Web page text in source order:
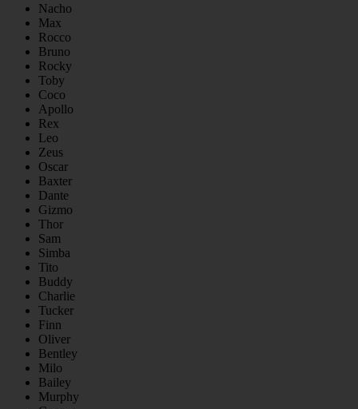
Nacho
Max
Rocco
Bruno
Rocky
Toby
Coco
Apollo
Rex
Leo
Zeus
Oscar
Baxter
Dante
Gizmo
Thor
Sam
Simba
Tito
Buddy
Charlie
Tucker
Finn
Oliver
Bentley
Milo
Bailey
Murphy